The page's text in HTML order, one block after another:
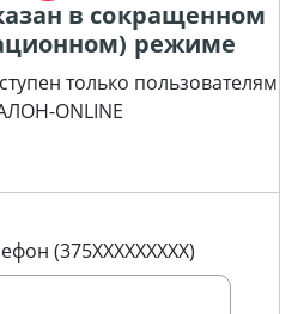
в сокращенном
режиме
только пользователям
ONLINE
(375XXXXXXXXX)